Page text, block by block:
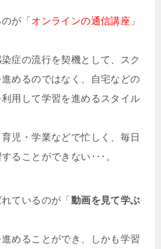
が「 オンラインの通信講座 」
症の流行を契機として、スク
めるのではなく、自宅などの
用して学習を進めるスタイル
児・学業などで忙しく、毎日
ることができない･･･。
ているのが「 動画を見て学ぶ
めることができ、しかも学習